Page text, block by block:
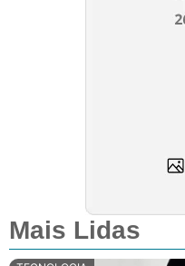
Mais Lidas